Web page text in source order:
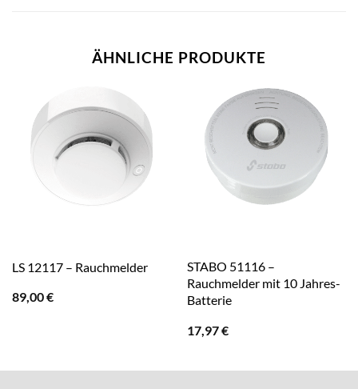
ÄHNLICHE PRODUKTE
LS 12117 – Rauchmelder
89,00€
STABO 51116 –
Rauchmelder mit 10 Jahres-
Batterie
17,97€